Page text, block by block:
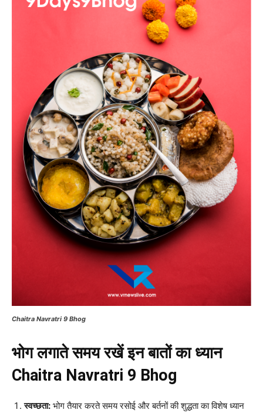
Chaitra Navratri 9 Bhog
भोग लगाते समय रखें इन बातों का ध्यान
Chaitra Navratri 9 Bhog
स्वच्छता: भोग तैयार करते समय रसोई और बर्तनों की शुद्धता का विशेष ध्यान